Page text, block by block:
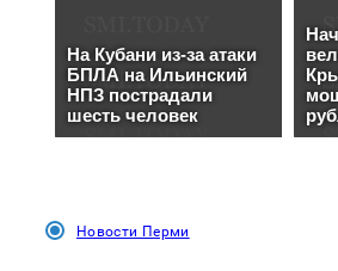
Новости Перми